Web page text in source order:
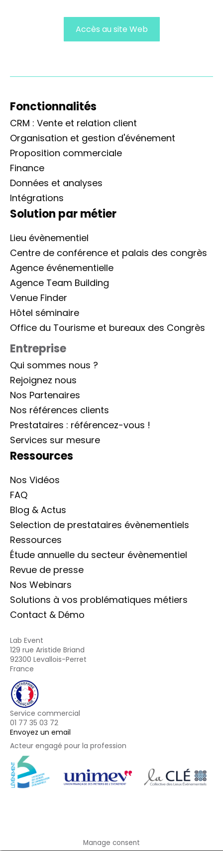
Accès au site Web
Fonctionnalités
CRM : Vente et relation client
Organisation et gestion d'événement
Proposition commerciale
Finance
Données et analyses
Intégrations
Solution par métier
Lieu évènementiel
Centre de conférence et palais des congrès
Agence événementielle
Agence Team Building
Venue Finder
Hôtel séminaire
Office du Tourisme et bureaux des Congrès
Entreprise
Qui sommes nous ?
Rejoignez nous
Nos Partenaires
Nos références clients
Prestataires : référencez-vous !
Services sur mesure
Ressources
Nos Vidéos
FAQ
Blog & Actus
Selection de prestataires évènementiels
Ressources
Étude annuelle du secteur évènementiel
Revue de presse
Nos Webinars
Solutions à vos problématiques métiers
Contact & Démo
Lab Event
129 rue Aristide Briand
92300 Levallois-Perret
France
Service commercial
01 77 35 03 72
Envoyez un email
Acteur engagé pour la profession
Manage consent